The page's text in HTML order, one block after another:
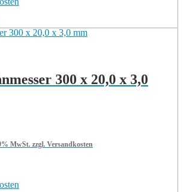
300 x 20,0 x 3,0
MwSt. zzgl. Versandkosten